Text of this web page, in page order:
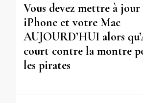
Vous devez mettre à
iPhone et votre Mac
AUJOURD’HUI alors
court contre la montre
les pirates